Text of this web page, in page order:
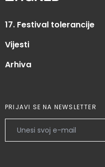
17. Festival tolerancije
Vijesti
Arhiva
PRIJAVI SE NA NEWSLETTER